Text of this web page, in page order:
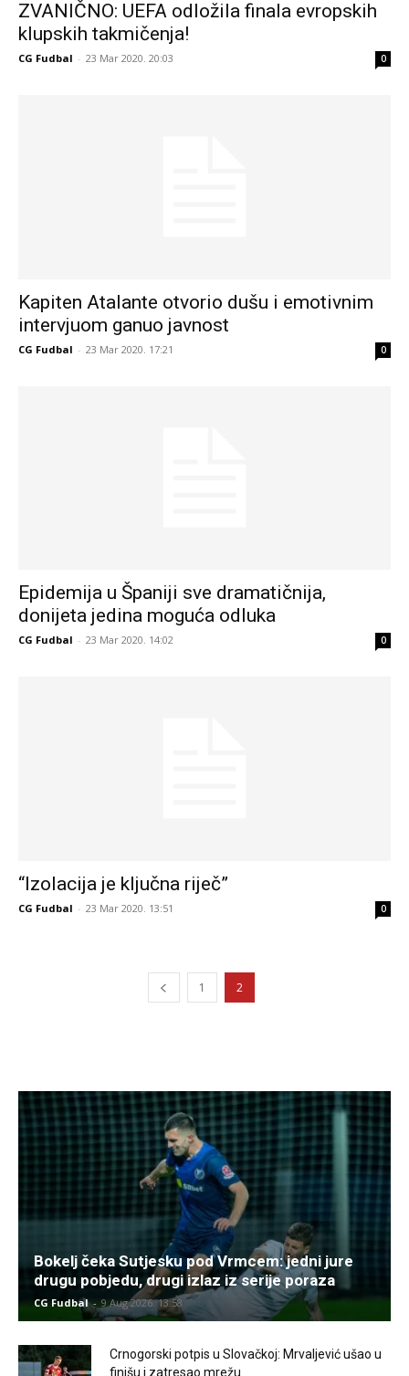
ZVANIČNO: UEFA odložila finala evropskih
klupskih takmičenja!
CG Fudbal - 23 Mar 2020. 20:03 0
Kapiten Atalante otvorio dušu i emotivnim
intervjuom ganuo javnost
CG Fudbal - 23 Mar 2020. 17:21 0
Epidemija u Španiji sve dramatičnija,
donijeta jedina moguća odluka
CG Fudbal - 23 Mar 2020. 14:02 0
“Izolacija je ključna riječ”
CG Fudbal - 23 Mar 2020. 13:51 0
1 2
Bokelj čeka Sutjesku pod Vrmcem: jedni jure
drugu pobjedu, drugi izlaz iz serije poraza
CG Fudbal - 9 Aug 2026. 13:58
Crnogorski potpis u Slovačkoj: Mrvaljević ušao u
finišu i zatresao mrežu